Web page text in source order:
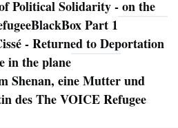
Political Solidarity - on the
Part 1
- Returned to Deportation
in the plane
Shenan, eine Mutter und
des The VOICE Refugee